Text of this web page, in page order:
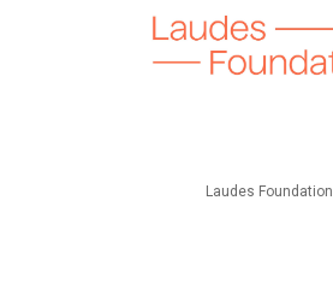
Laudes Foundation